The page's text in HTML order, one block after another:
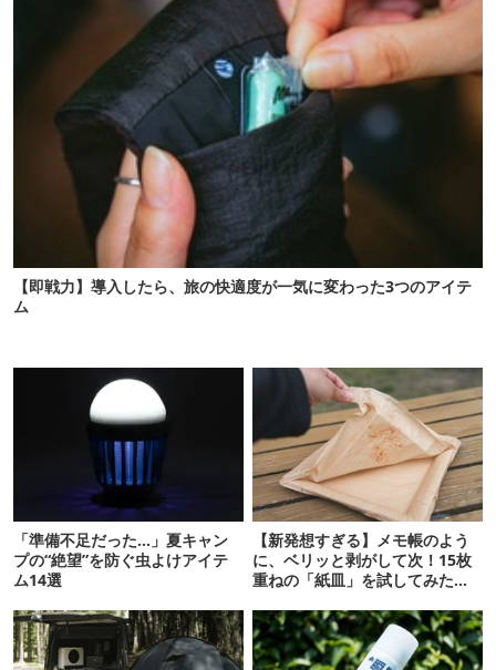
【即戦力】導入したら、旅の快適度が一気に変わった3つのアイテ
ム
「準備不足だった…」夏キャン
プの“絶望”を防ぐ虫よけアイテ
ム14選
【新発想すぎる】メモ帳のよう
に、ベリッと剥がして次！15枚
重ねの「紙皿」を試してみた